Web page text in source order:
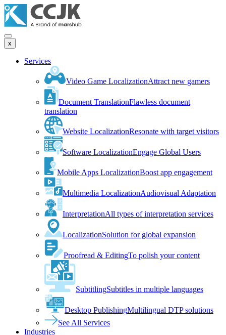
x
Services
Video Game LocalizationAttract new gamers
Document TranslationFlawless document
translation
Website LocalizationResonate with target visitors
Software LocalizationEngage Global Users
Mobile Apps LocalizationBoost app engagement
Multimedia LocalizationAudiovisual Adaptation
InterpretationAll types of interpretation services
LocalizationSolution for global expansion
Proofread & EditingTo polish your content
SubtitlingSubtitles in multiple languages
Desktop PublishingMultilingual DTP solutions
See All Services
Industries